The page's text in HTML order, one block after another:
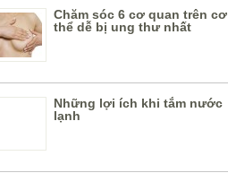
Chăm sóc 6 cơ quan trên cơ
thể dễ bị ung thư nhất
Những lợi ích khi tắm nước
lạnh